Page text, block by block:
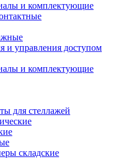
и комплектующие
и управления доступом
и комплектующие
для стеллажей
складские